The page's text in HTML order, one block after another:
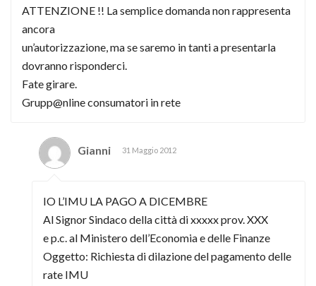
ATTENZIONE !! La semplice domanda non rappresenta
ancora
un’autorizzazione, ma se saremo in tanti a presentarla
dovranno risponderci.
Fate girare.
Grupp@nline consumatori in rete
Gianni 31 Maggio 2012
IO L’IMU LA PAGO A DICEMBRE
Al Signor Sindaco della città di xxxxx prov. XXX
e p.c. al Ministero dell’Economia e delle Finanze
Oggetto: Richiesta di dilazione del pagamento delle
rate IMU